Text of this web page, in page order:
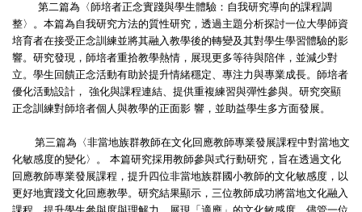
第二篇為〈師培者正念實踐與學生體驗：自我研究導向的課程調
整〉。本篇為自我研究方法的質性研究，透過主題分析探討一位大學師資
培育者在接受正念訓練並將其融入教學後的轉變及其對學生學習體驗的影
響。研究發現，師培者重拾教學熱情，展現更多等待與陪伴，並減少對
立。學生回饋正念活動有助於提升情緒穩定、專注力與專業成長。師培者
優化活動設計， 強化與課程連結、提供重複練習與彈性參與。研究突顯
正念訓練對師培者個人與教學的正面影 響，並助益學生多方面發展。
第三篇為〈非當地族群教師在文化回應教師專業發展課程中對當地文
化敏感度的變化〉。 本篇研究採用教師參與式行動研究，旨在透過文化
回應教師專業發展課程，提升四位非當地族群國小教師的文化敏感度，以
更好地實踐文化回應教學。研究結果顯示，三位教師成功將當地文化融入